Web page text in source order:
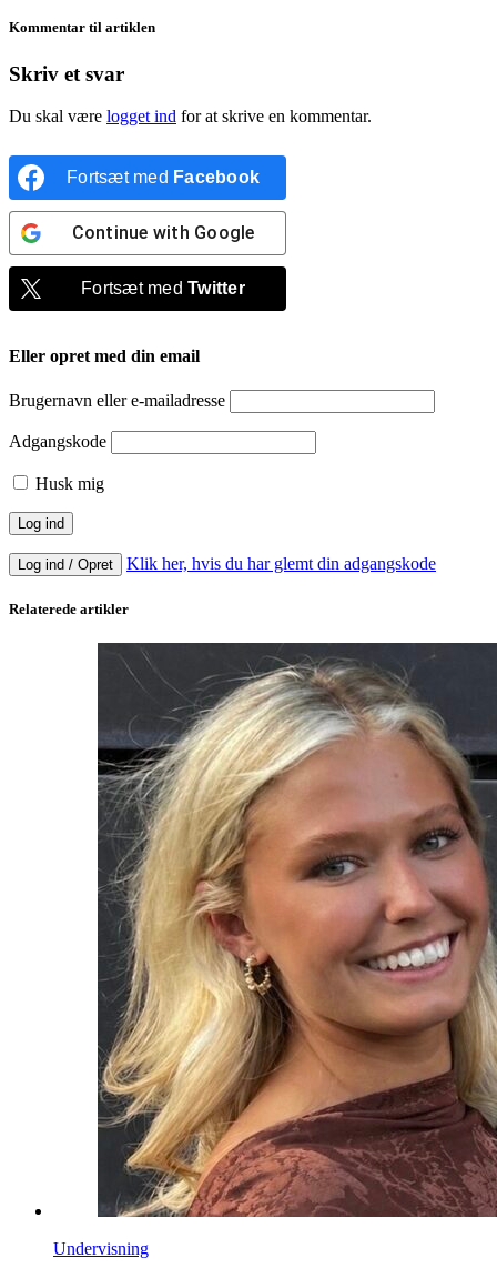
Kommentar til artiklen
Skriv et svar
Du skal være logget ind for at skrive en kommentar.
Fortsæt med Facebook
Continue with Google
Fortsæt medTwitter
Eller opret med din email
Brugernavn eller e-mailadresse
Adgangskode
Husk mig
Log ind / Opret Klik her, hvis du har glemt din adgangskode
Relaterede artikler
Undervisning